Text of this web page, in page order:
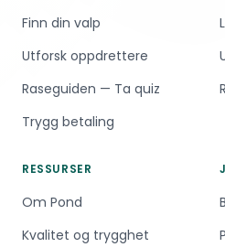
Finn din valp
Utforsk oppdrettere
Raseguiden — Ta quiz
Trygg betaling
RESSURSER
Om Pond
Kvalitet og trygghet